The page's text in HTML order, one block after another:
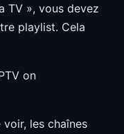
TV », vous devez
playlist. Cela
les chaînes